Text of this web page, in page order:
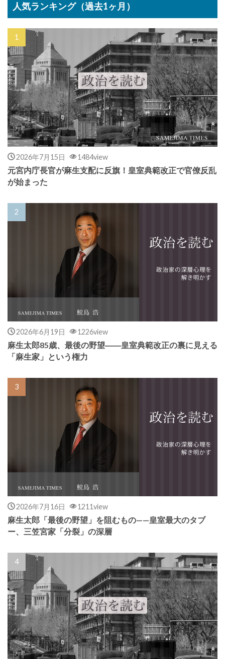
人気ランキング（過去1ヶ月）
2026年7月15日 1484view
元宮内庁長官が麻生支配に反旗！皇室典範改正で官僚反乱
が始まった
2026年6月19日 1226view
麻生太郎85歳、最後の野望――皇室典範改正の裏に見える
「麻生家」という権力
2026年7月16日 1211view
麻生太郎「最後の野望」を阻むもの——皇室最大のタブ
ー、三笠宮家「分裂」の深層